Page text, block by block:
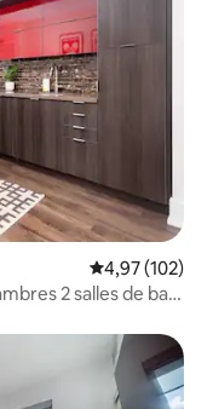
Note
4,97 (102)
2 salles de bain
aimés